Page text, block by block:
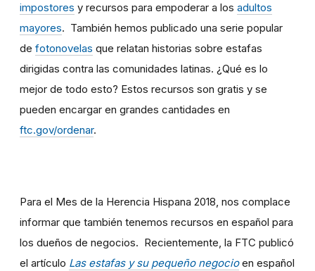
impostores y recursos para empoderar a los adultos
mayores. También hemos publicado una serie popular
de fotonovelas que relatan historias sobre estafas
dirigidas contra las comunidades latinas. ¿Qué es lo
mejor de todo esto? Estos recursos son gratis y se
pueden encargar en grandes cantidades en
ftc.gov/ordenar.
Para el Mes de la Herencia Hispana 2018, nos complace
informar que también tenemos recursos en español para
los dueños de negocios. Recientemente, la FTC publicó
el artículo Las estafas y su pequeño negocioen español